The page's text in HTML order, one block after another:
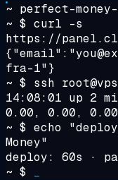
~ perfect-
~ $ curl -s
https://
fra-1"}
~ $
ssh
14:08:01 up 2
0.00, 0.00, 0.00
~ $ echo
Money"
deploy: 60s ·
~ $